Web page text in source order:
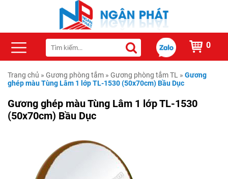
0
Trang chủ » Gương phòng tắm » Gương phòng tắm TL » Gương
ghép màu Tùng Lâm 1 lớp TL-1530 (50x70cm) Bầu Dục
Gương ghép màu Tùng Lâm 1 lớp TL-1530
(50x70cm) Bầu Dục